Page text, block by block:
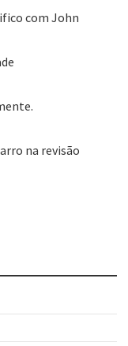
com John
na revisão